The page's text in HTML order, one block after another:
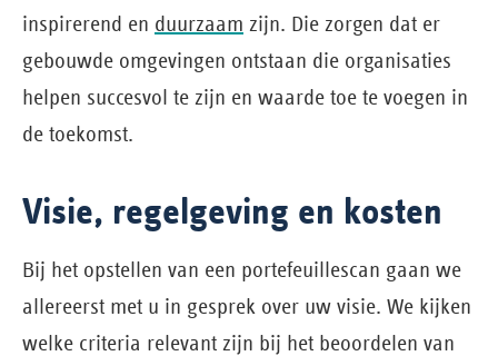
inspirerend en duurzaam zijn. Die zorgen dat er
gebouwde omgevingen ontstaan die organisaties
helpen succesvol te zijn en waarde toe te voegen in
de toekomst.
Visie, regelgeving en kosten
Bij het opstellen van een portefeuillescan gaan we
allereerst met u in gesprek over uw visie. We kijken
welke criteria relevant zijn bij het beoordelen van